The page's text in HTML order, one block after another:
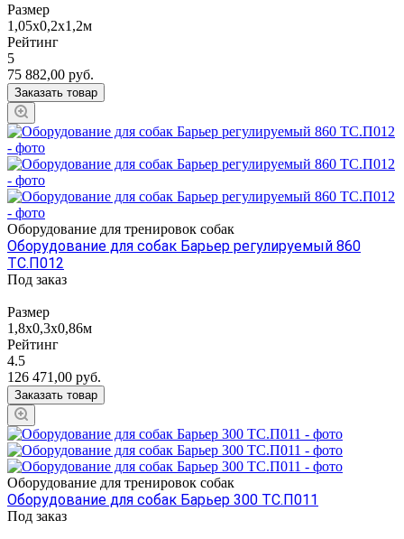
Размер
1,05х0,2х1,2м
Рейтинг
5
75 882,00 руб.
Заказать товар
Оборудование для тренировок собак
Оборудование для собак Барьер регулируемый 860
ТС.П012
Под заказ
Размер
1,8х0,3х0,86м
Рейтинг
4.5
126 471,00 руб.
Заказать товар
Оборудование для тренировок собак
Оборудование для собак Барьер 300 ТС.П011
Под заказ